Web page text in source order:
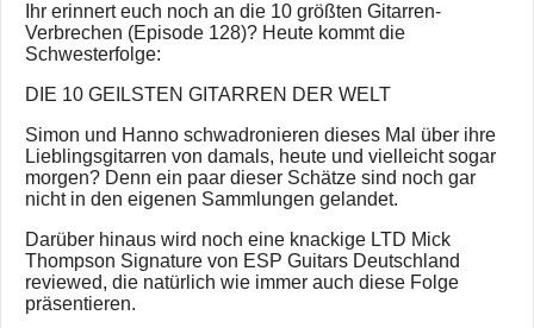
Ihr erinnert euch noch an die 10 größten Gitarren-
Verbrechen (Episode 128)? Heute kommt die
Schwesterfolge:
DIE 10 GEILSTEN GITARREN DER WELT
Simon und Hanno schwadronieren dieses Mal über ihre
Lieblingsgitarren von damals, heute und vielleicht sogar
morgen? Denn ein paar dieser Schätze sind noch gar
nicht in den eigenen Sammlungen gelandet.
Darüber hinaus wird noch eine knackige LTD Mick
Thompson Signature von ESP Guitars Deutschland
reviewed, die natürlich wie immer auch diese Folge
präsentieren.